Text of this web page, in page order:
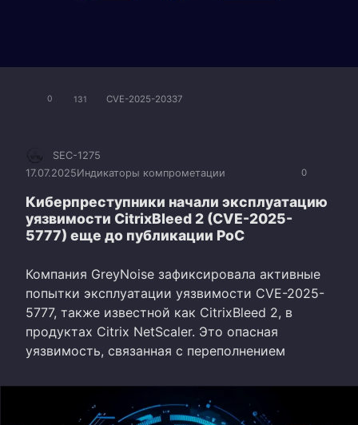
0 131 CVE-2025-20337
0
SEC-1275
17.07.2025Индикаторы компрометации
Киберпреступники начали эксплуатацию
уязвимости CitrixBleed 2 (CVE-2025-
5777) еще до публикации PoC
Компания GreyNoise зафиксировала активные
попытки эксплуатации уязвимости CVE-2025-
5777, также известной как CitrixBleed 2, в
продуктах Citrix NetScaler. Это опасная
уязвимость, связанная с переполнением